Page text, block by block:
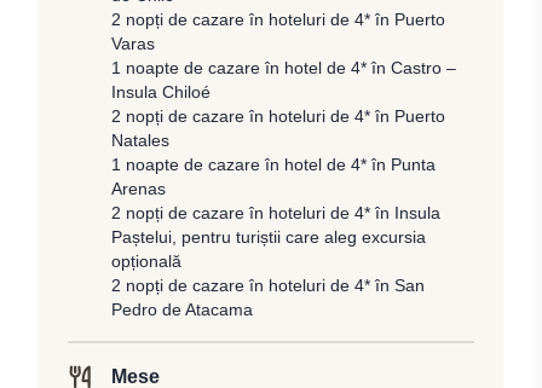
2 nopți de cazare în hoteluri de 4* în Puerto
Varas
1 noapte de cazare în hotel de 4* în Castro –
Insula Chiloé
2 nopți de cazare în hoteluri de 4* în Puerto
Natales
1 noapte de cazare în hotel de 4* în Punta
Arenas
2 nopți de cazare în hoteluri de 4* în Insula
Paștelui, pentru turiștii care aleg excursia
opțională
2 nopți de cazare în hoteluri de 4* în San
Pedro de Atacama
Mese